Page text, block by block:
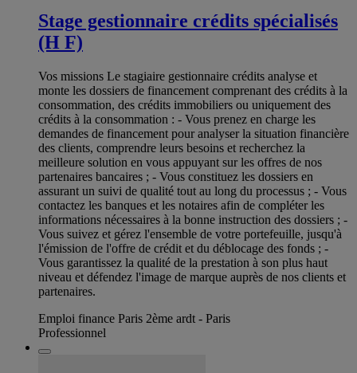
Stage gestionnaire crédits spécialisés
(H F)
Vos missions Le stagiaire gestionnaire crédits analyse et
monte les dossiers de financement comprenant des crédits à la
consommation, des crédits immobiliers ou uniquement des
crédits à la consommation : - Vous prenez en charge les
demandes de financement pour analyser la situation financière
des clients, comprendre leurs besoins et recherchez la
meilleure solution en vous appuyant sur les offres de nos
partenaires bancaires ; - Vous constituez les dossiers en
assurant un suivi de qualité tout au long du processus ; - Vous
contactez les banques et les notaires afin de compléter les
informations nécessaires à la bonne instruction des dossiers ; -
Vous suivez et gérez l'ensemble de votre portefeuille, jusqu'à
l'émission de l'offre de crédit et du déblocage des fonds ; -
Vous garantissez la qualité de la prestation à son plus haut
niveau et défendez l'image de marque auprès de nos clients et
partenaires.
Emploi finance Paris 2ème ardt - Paris
Professionnel